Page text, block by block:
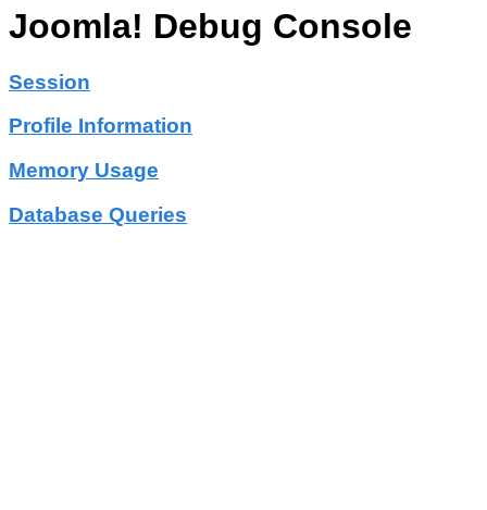
Joomla! Debug Console
Session
Profile Information
Memory Usage
Database Queries